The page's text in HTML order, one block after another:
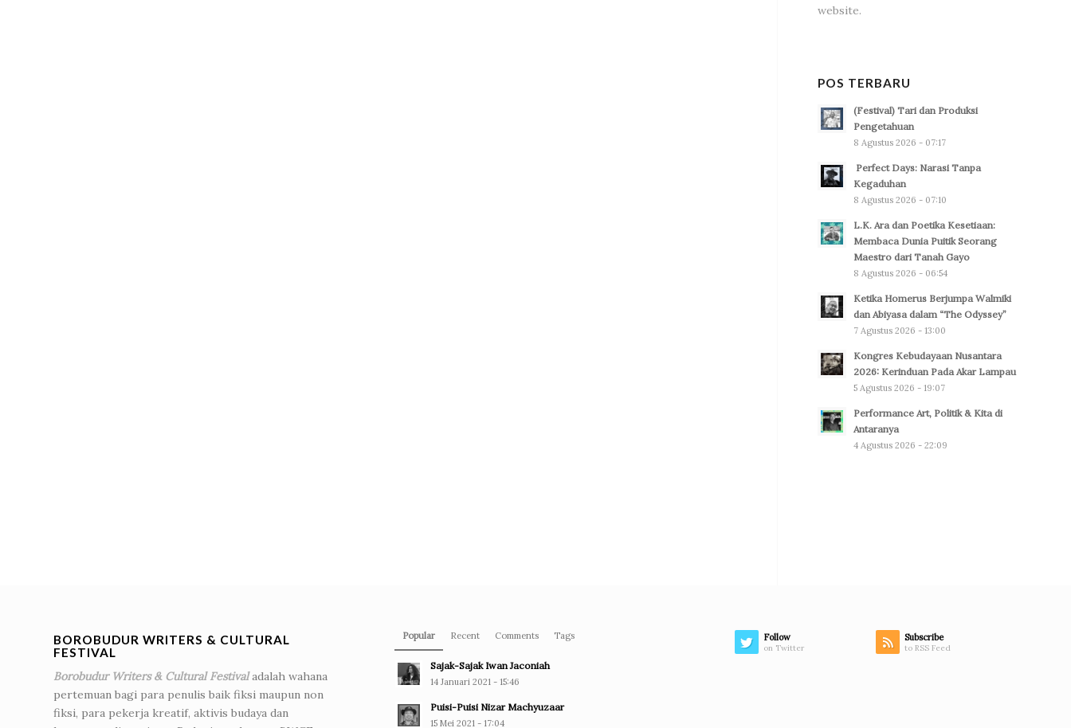
website.
POS TERBARU
(Festival) Tari dan Produksi
Pengetahuan
8 Agustus 2026 - 07:17
Perfect Days: Narasi Tanpa
Kegaduhan
8 Agustus 2026 - 07:10
L.K. Ara dan Poetika Kesetiaan:
Membaca Dunia Puitik Seorang
Maestro dari Tanah Gayo
8 Agustus 2026 - 06:54
Ketika Homerus Berjumpa Walmiki
dan Abiyasa dalam “The Odyssey”
7 Agustus 2026 - 13:00
Kongres Kebudayaan Nusantara
2026: Kerinduan Pada Akar Lampau
5 Agustus 2026 - 19:07
Performance Art, Politik & Kita di
Antaranya
4 Agustus 2026 - 22:09
BOROBUDUR WRITERS & CULTURAL
FESTIVAL
Borobudur Writers & Cultural Festivaladalah wahana
pertemuan bagi para penulis baik fiksi maupun non
fiksi, para pekerja kreatif, aktivis budaya dan
Popular Recent Comments Tags
Sajak-Sajak Iwan Jaconiah
14 Januari 2021 - 15:46
Puisi-Puisi Nizar Machyuzaar
15 Mei 2021 - 17:04
Follow
on Twitter
Subscribe
to RSS Feed